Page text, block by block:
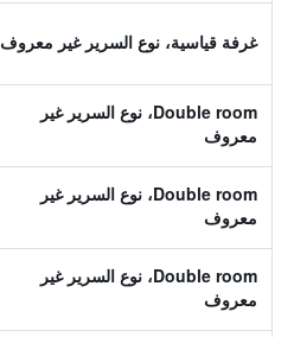
غرفة قياسية، نوع السرير غير معروف
Double room، نوع السرير غير
معروف
Double room، نوع السرير غير
معروف
Double room، نوع السرير غير
معروف